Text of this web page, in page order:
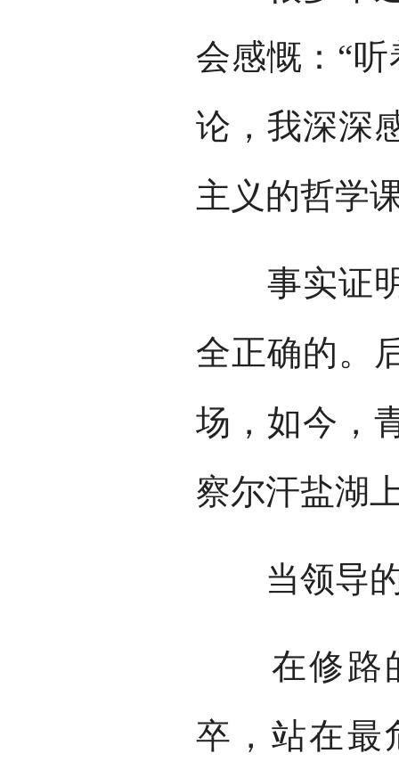
会感慨：“
论，我深深
主义的哲学
事实证明
全正确的。
场，如今，
察尔汗盐湖
当领导的
在修路的
卒，站在最